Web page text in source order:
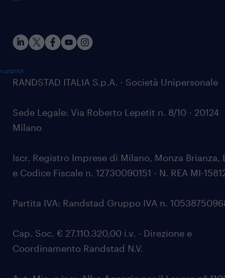
RANDSTAD ITALIA S.p.A. - Società Unipersonale
Sede Legale: Via Roberto Lepetit n. 8/10 - 20124
Milano
Iscr. Registro Imprese di Milano, Monza Brianza,
e Codice Fiscale n. 12730090151 - N. REA MI-
Partita IVA: Randstad Gruppo IVA n.
Cap. Soc. € 27.110.320,00 i.v. - Direzione e
Coordinamento Randstad N.V.